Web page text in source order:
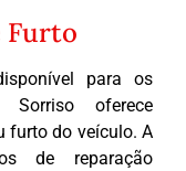
Furto
para os
oferece
furto do veículo. A
de reparação